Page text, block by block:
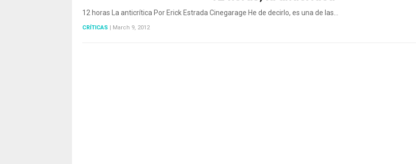
12 horas La anticrítica Por Erick Estrada Cinegarage He de decirlo, es una de las…
CRÍTICAS | March 9, 2012